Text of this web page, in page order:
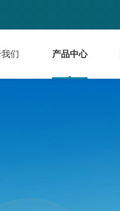
们 产品中心